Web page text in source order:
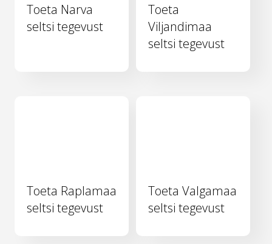
Toeta Narva
seltsi tegevust
Toeta
Viljandimaa
seltsi tegevust
Toeta Raplamaa
seltsi tegevust
Toeta Valgamaa
seltsi tegevust